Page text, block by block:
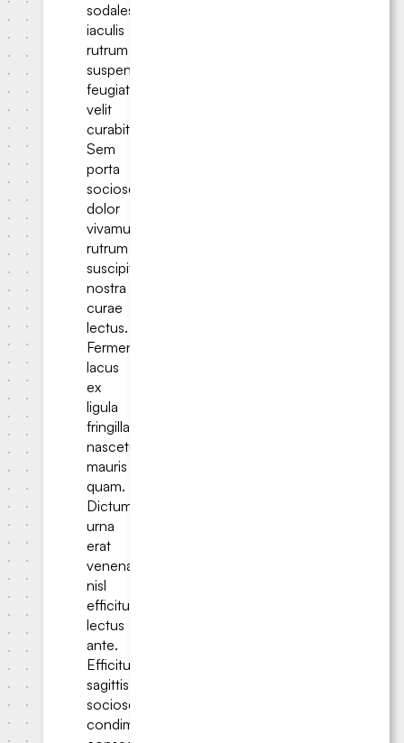
sodales
iaculis
rutrum
suspendisse
feugiat
velit
curabitur.
Sem
porta
sociosqu
dolor
vivamus
rutrum
suscipit
nostra
curae
lectus.
Fermentum
lacus
ex
ligula
fringilla
nascetur
mauris
quam.
Dictumst
urna
erat
venenatis
nisl
efficitur
lectus
ante.
Efficitur
sagittis
sociosqu
condimentum